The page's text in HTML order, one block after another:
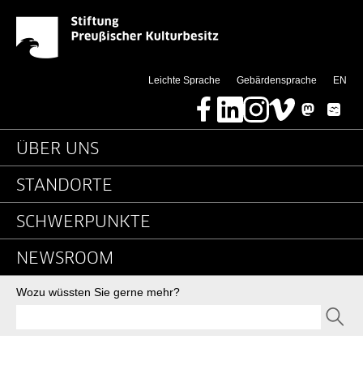
Springe direkt zu:
News - Detailseite -
Leichte Sprache Gebärdensprache EN
FacebookLinkedInInstagram
Vimeo MastodonBluesky
Hauptnavigation
ÜBER UNS
STANDORTE
SCHWERPUNKTE
NEWSROOM
Suche
Wozu wüssten Sie gerne mehr?